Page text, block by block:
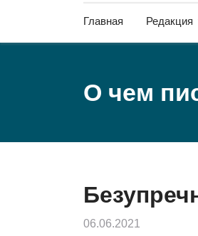
Главная Редакция
О чем
06.06.2021